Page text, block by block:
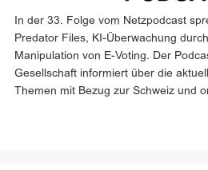
In der 33. Folge vom Netzpodcast
Predator Files, KI-Überwachung
Manipulation von E-Voting. Der
Gesellschaft informiert über die
Themen mit Bezug zur Schweiz und